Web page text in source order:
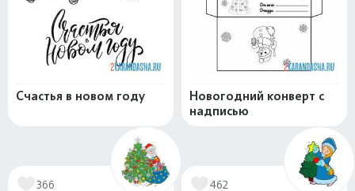
Счастья в новом году
Новогодний конверт с
надписью
366 462